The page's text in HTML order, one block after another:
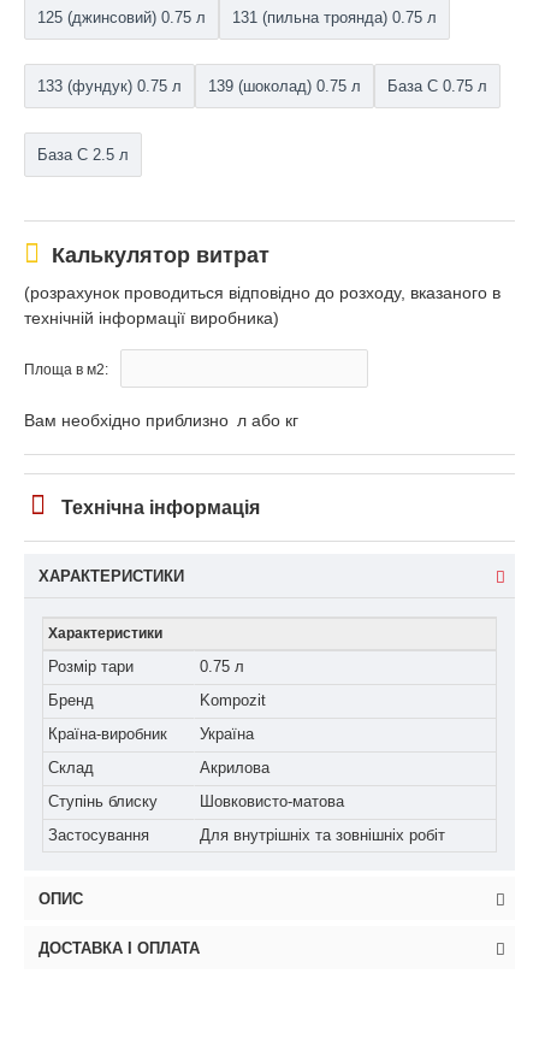
125 (джинсовий) 0.75 л 131 (пильна троянда) 0.75 л
133 (фундук) 0.75 л 139 (шоколад) 0.75 л База С 0.75 л
База С 2.5 л
Калькулятор витрат
(розрахунок проводиться відповідно до розходу, вказаного в
технічній інформації виробника)
Площа в м2:
Вам необхідно приблизно л або кг
Технічна інформація
ХАРАКТЕРИСТИКИ
Характеристики
Розмір тари
0.75 л
Бренд
Kompozit
Країна-виробник
Україна
Склад
Акрилова
Ступінь блиску
Шовковисто-матова
Застосування
Для внутрішніх та зовнішніх робіт
ОПИС
ДОСТАВКА І ОПЛАТА